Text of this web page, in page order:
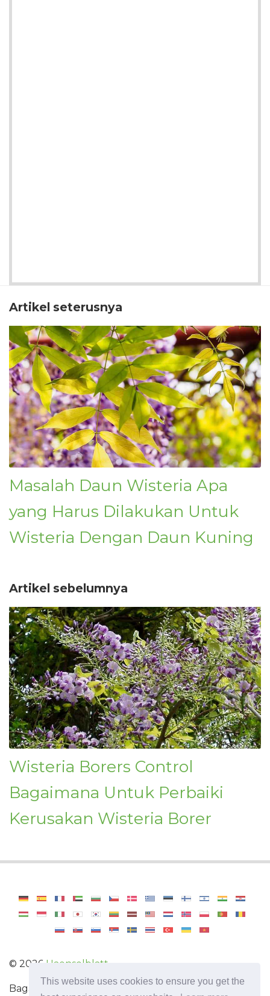
This website uses cookies to ensure you get the
Artikel seterusnya
Masalah Daun Wisteria Apa
yang Harus Dilakukan Untuk
Wisteria Dengan Daun Kuning
Artikel sebelumnya
Wisteria Borers Control
Bagaimana Untuk Perbaiki
Kerusakan Wisteria Borer
© 2026 Haenselblatt
Bagaimana untuk menjadi tukang kebun